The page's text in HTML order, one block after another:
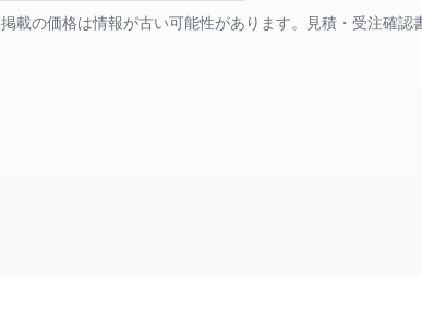
掲載の価格は情報が古い可能性があります。見積・受注確